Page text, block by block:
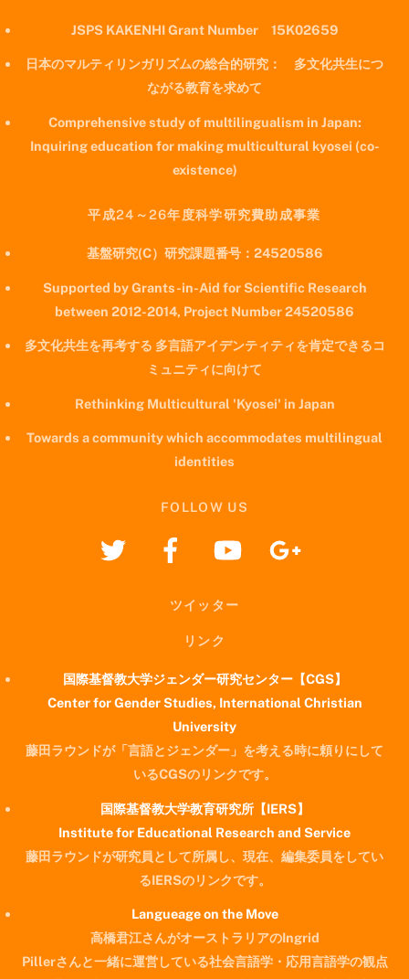
JSPS KAKENHI Grant Number 15K02659
日本のマルティリンガリズムの総合的研究： 多文化共生につ
ながる教育を求めて
Comprehensive study of multilingualism in Japan:
Inquiring education for making multicultural kyosei (co-
existence)
平成24～26年度科学研究費助成事業
基盤研究(C）研究課題番号：24520586
Supported by Grants-in-Aid for Scientific Research
between 2012-2014, Project Number 24520586
多文化共生を再考する 多言語アイデンティティを肯定できるコ
ミュニティに向けて
Rethinking Multicultural 'Kyosei' in Japan
Towards a community which accommodates multilingual
identities
FOLLOW US
ツイッター
リンク
国際基督教大学ジェンダー研究センター【CGS】
Center for Gender Studies, International Christian
University
藤田ラウンドが「言語とジェンダー」を考える時に頼りにして
いるCGSのリンクです。
国際基督教大学教育研究所【IERS】
Institute for Educational Research and Service
藤田ラウンドが研究員として所属し、現在、編集委員をしてい
るIERSのリンクです。
Langueage on the Move
高橋君江さんがオーストラリアのIngrid
Pillerさんと一緒に運営している社会言語学・応用言語学の観点